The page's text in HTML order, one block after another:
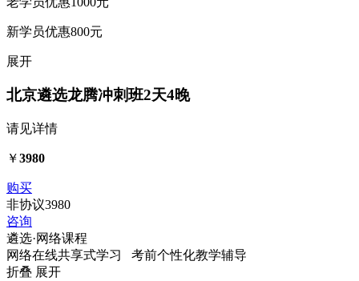
新学员优惠800元
展开
北京遴选龙腾冲刺班2天4晚
请见详情
￥3980
购买
非协议3980
咨询
遴选·网络课程
网络在线共享式学习 考前个性化教学辅导
折叠 展开